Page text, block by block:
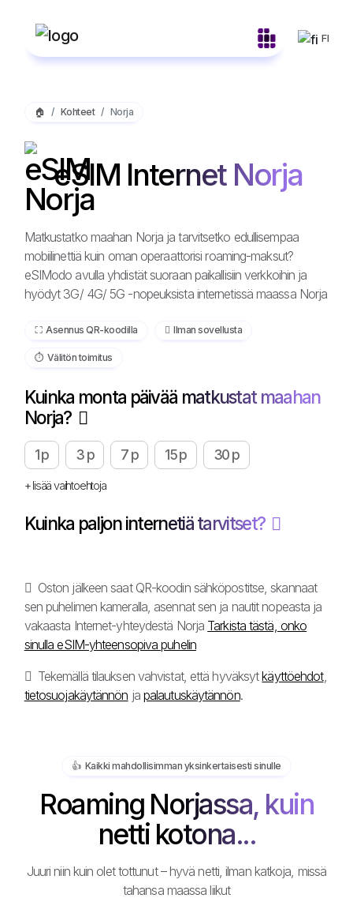
FI
🏠 Kohteet Norja
eSIM Internet Norja
Matkustatko maahan Norja ja tarvitsetko edullisempaa
mobiilinettiä kuin oman operaattorisi roaming-maksut?
eSIModo avulla yhdistät suoraan paikallisiin verkkoihin ja
hyödyt 3G/ 4G/ 5G -nopeuksista internetissä maassa Norja
⛶️️ Asennus QR-koodilla ️ Ilman sovellusta
⏱️️ Välitön toimitus
Kuinka monta päivää matkustat maahan
Norja?
1 p 3 p 7 p 15 p 30 p
+ lisää vaihtoehtoja
Kuinka paljon internetiä tarvitset?
Oston jälkeen saat QR-koodin sähköpostitse, skannaat
sen puhelimen kameralla, asennat sen ja nautit nopeasta ja
vakaasta Internet-yhteydestä Norja Tarkista tästä, onko
sinulla eSIM-yhteensopiva puhelin
Tekemällä tilauksen vahvistat, että hyväksytkäyttöehdot,
tietosuojakäytännön ja palautuskäytännön.
👍️ Kaikki mahdollisimman yksinkertaisesti sinulle
Roaming Norjassa, kuin
netti kotona...
Juuri niin kuin olet tottunut – hyvä netti, ilman katkoja, missä
tahansa maassa liikut